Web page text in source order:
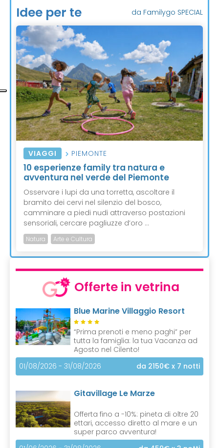
Idee per te da Familygo SPECIAL
VIAGGI PIEMONTE
10 esperienze family tra natura e
avventura nel verde del Piemonte
Osservare i lupi da una torretta, ascoltare il
bramito dei cervi nel silenzio del bosco,
camminare a piedi nudi attraverso postazioni
sensoriali, cercare pagliuzze d’oro ...
Natura Arte e Cultura
Offerte in vetrina
Blue Marine Villaggio Resort
“Prima prenoti e meno paghi” per
tutta la famiglia: la tua Vacanza ad
Agosto nel Cilento!
01/08/2026 - 31/08/2026
da 2150€ x 7 notti
Gitavillage Le Marze
Offerta fino a -10%: pineta di oltre 20
ettari, accesso diretto al mare e un
super parco avventura!